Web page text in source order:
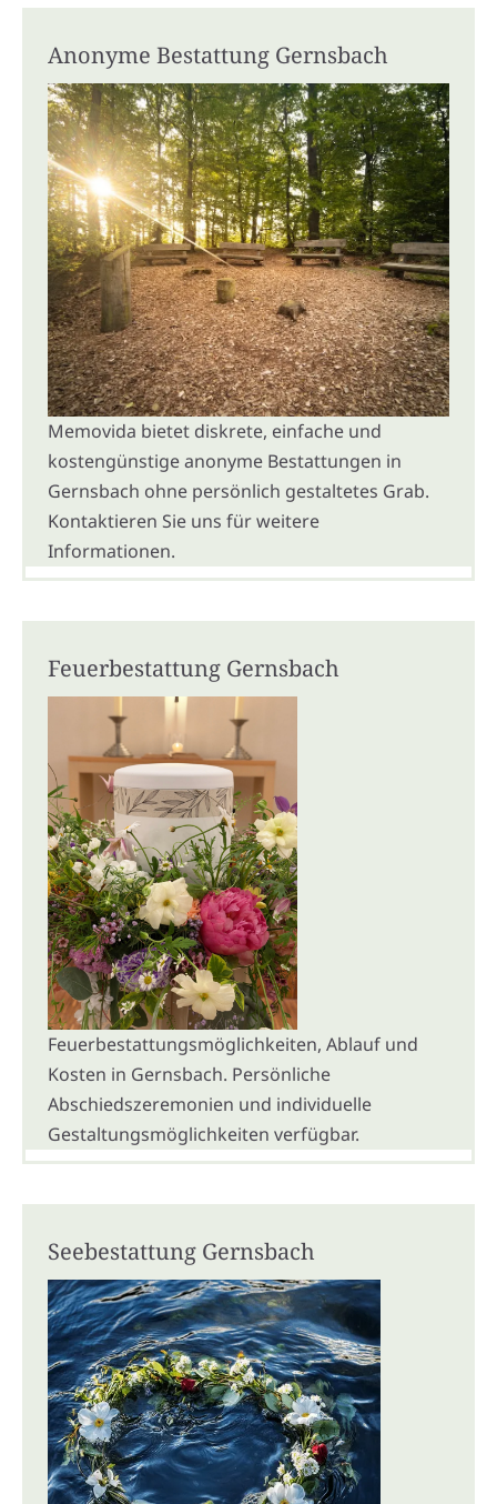
Anonyme Bestattung Gernsbach
Memovida bietet diskrete, einfache und
kostengünstige anonyme Bestattungen in
Gernsbach ohne persönlich gestaltetes Grab.
Kontaktieren Sie uns für weitere
Informationen.
Feuerbestattung Gernsbach
Feuerbestattungsmöglichkeiten, Ablauf und
Kosten in Gernsbach. Persönliche
Abschiedszeremonien und individuelle
Gestaltungsmöglichkeiten verfügbar.
Seebestattung Gernsbach